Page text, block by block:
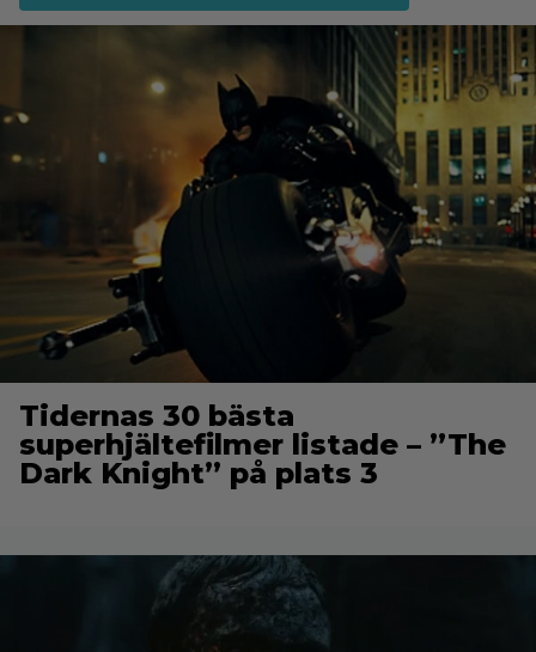
Tidernas 30 bästa
superhjältefilmer listade – ”The
Dark Knight” på plats 3